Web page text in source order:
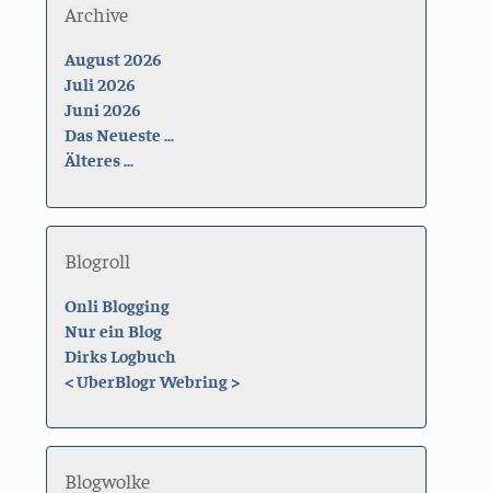
Archive
August 2026
Juli 2026
Juni 2026
Das Neueste ...
Älteres ...
Blogroll
Onli Blogging
Nur ein Blog
Dirks Logbuch
<UberBlogr Webring>
Blogwolke